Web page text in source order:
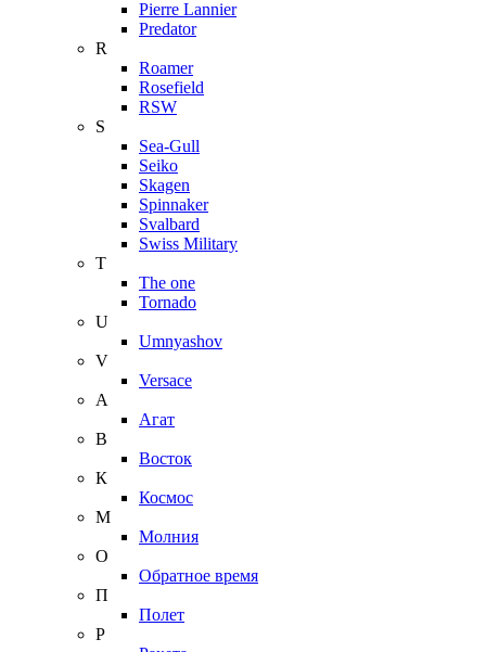
Pierre Lannier
Predator
R
Roamer
Rosefield
RSW
S
Sea-Gull
Seiko
Skagen
Spinnaker
Svalbard
Swiss Military
T
The one
Tornado
U
Umnyashov
V
Versace
А
Агат
В
Восток
К
Космос
М
Молния
О
Обратное время
П
Полет
Р